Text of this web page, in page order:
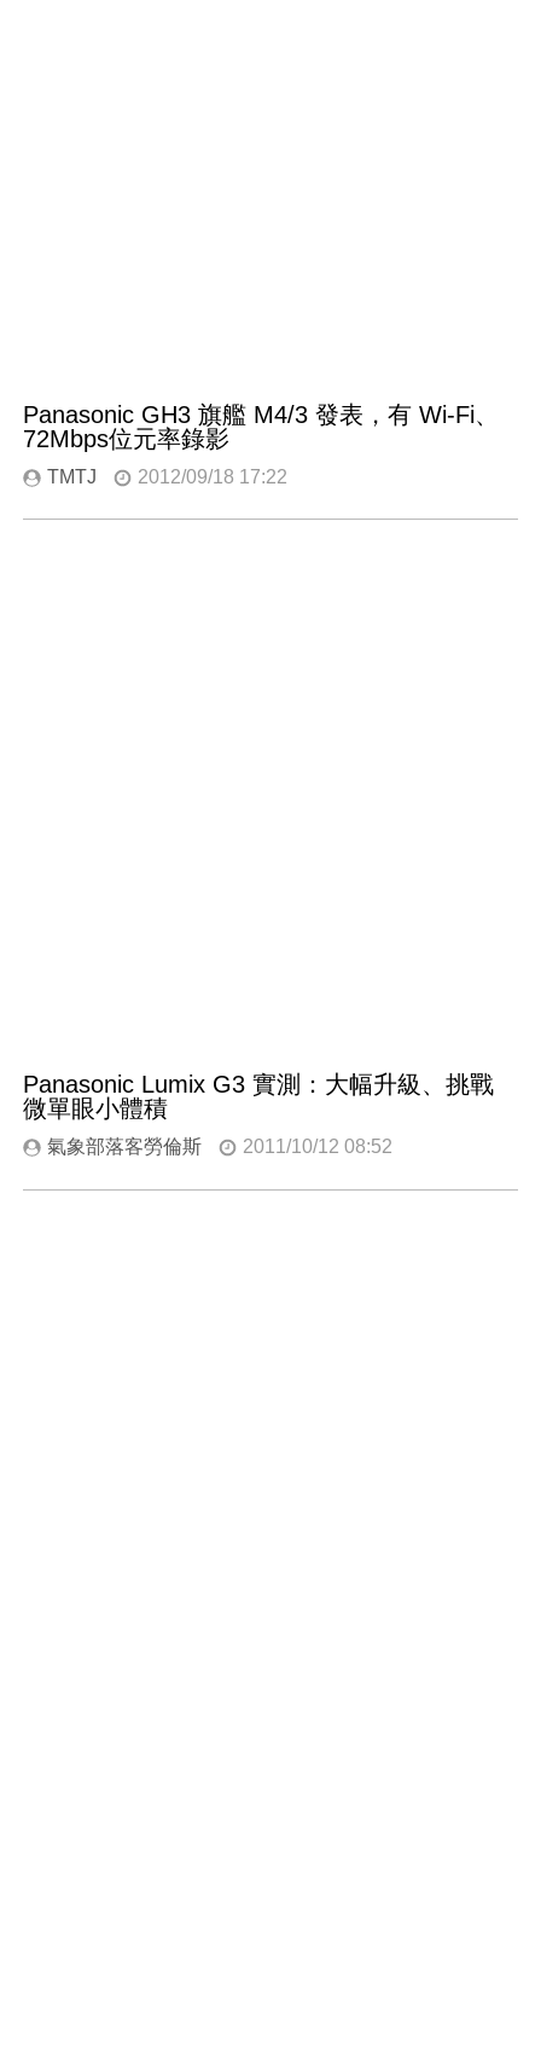
Panasonic GH3 旗艦 M4/3 發表，有 Wi-Fi、
72Mbps位元率錄影
TMTJ 2012/09/18 17:22
Panasonic Lumix G3 實測：大幅升級、挑戰
微單眼小體積
氣象部落客勞倫斯 2011/10/12 08:52